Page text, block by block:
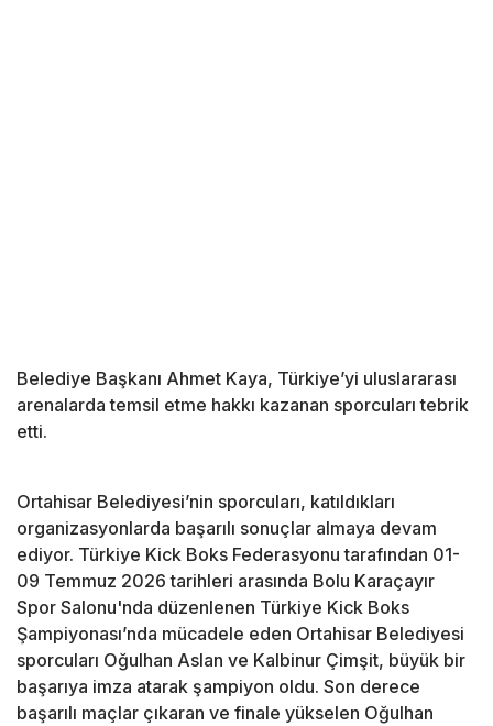
Belediye Başkanı Ahmet Kaya, Türkiye’yi uluslararası
arenalarda temsil etme hakkı kazanan sporcuları tebrik
etti.
Ortahisar Belediyesi’nin sporcuları, katıldıkları
organizasyonlarda başarılı sonuçlar almaya devam
ediyor. Türkiye Kick Boks Federasyonu tarafından 01-
09 Temmuz 2026 tarihleri arasında Bolu Karaçayır
Spor Salonu'nda düzenlenen Türkiye Kick Boks
Şampiyonası’nda mücadele eden Ortahisar Belediyesi
sporcuları Oğulhan Aslan ve Kalbinur Çimşit, büyük bir
başarıya imza atarak şampiyon oldu. Son derece
başarılı maçlar çıkaran ve finale yükselen Oğulhan